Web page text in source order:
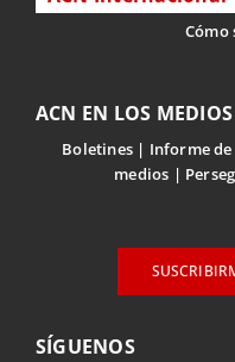
ACN EN LOS MEDIOS
Boletines Informe
medios
SÍGUENOS